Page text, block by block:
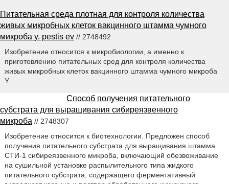
Питательная среда плотная для контроля количества
живых микробных клеток вакцинного штамма чумного
микроба y. pestis ev // 2748492
Изобретение относится к микробиологии, а именно к
приготовлению питательных сред для контроля количества
живых микробных клеток вакцинного штамма чумного микроба
Y.
Способ получения питательного
субстрата для выращивания сибиреязвенного
микроба // 2748307
Изобретение относится к биотехнологии. Предложен способ
получения питательного субстрата для выращивания штамма
СТИ-1 сибиреязвенного микроба, включающий обезвоживание
на сушильной установке распылительного типа жидкого
питательного субстрата, содержащего ферментативный